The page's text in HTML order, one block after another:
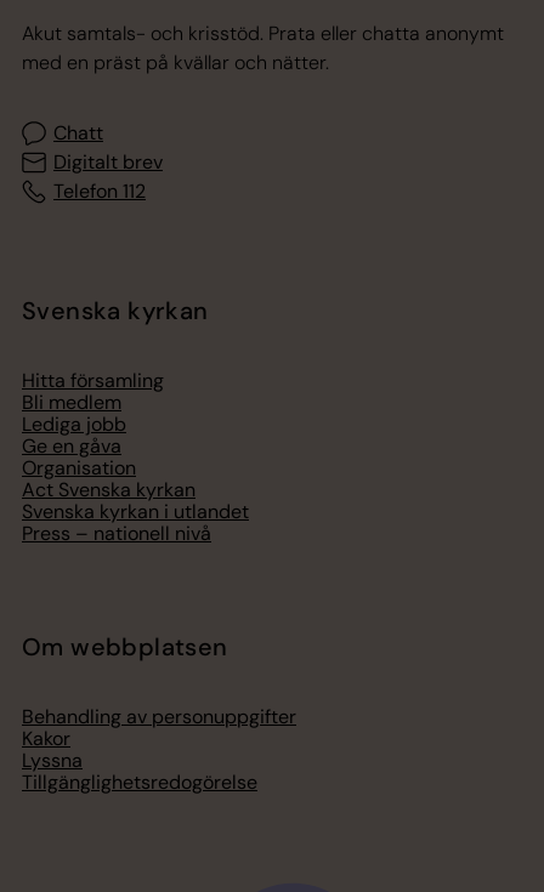
Akut samtals- och krisstöd. Prata eller chatta anonymt
med en präst på kvällar och nätter.
Chatt
Digitalt brev
Telefon 112
Svenska kyrkan
Hitta församling
Bli medlem
Lediga jobb
Ge en gåva
Organisation
Act Svenska kyrkan
Svenska kyrkan i utlandet
Press – nationell nivå
Om webbplatsen
Behandling av personuppgifter
Kakor
Lyssna
Tillgänglighetsredogörelse